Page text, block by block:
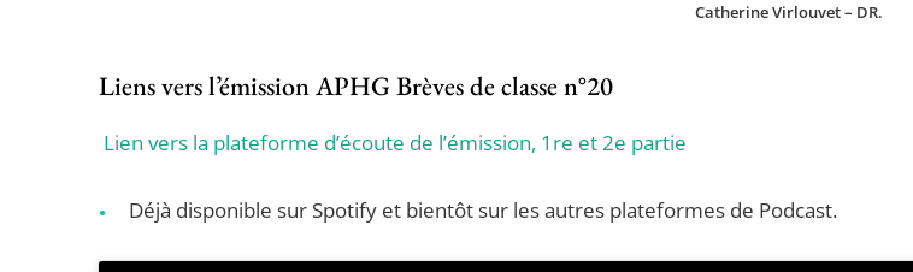
Catherine Virlouvet – DR.
Liens vers l’émission APHG Brèves de classe n°20
Lien vers la plateforme d’écoute de l’émission, 1re et 2e partie
Déjà disponible sur Spotify et bientôt sur les autres plateformes de Podcast.